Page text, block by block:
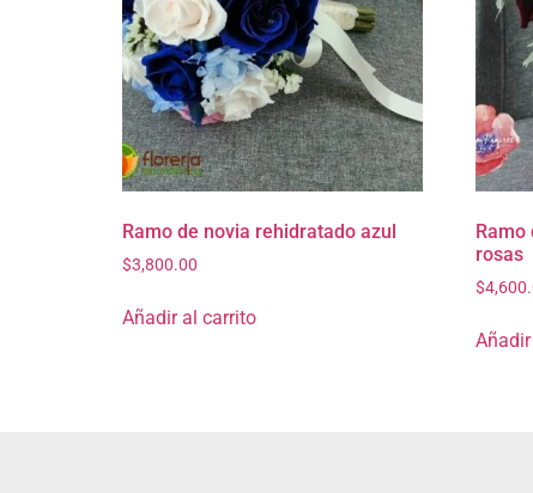
Ramo de novia rehidratado azul
$3,800.00
Añadir al carrito
Ramo
rosas
$